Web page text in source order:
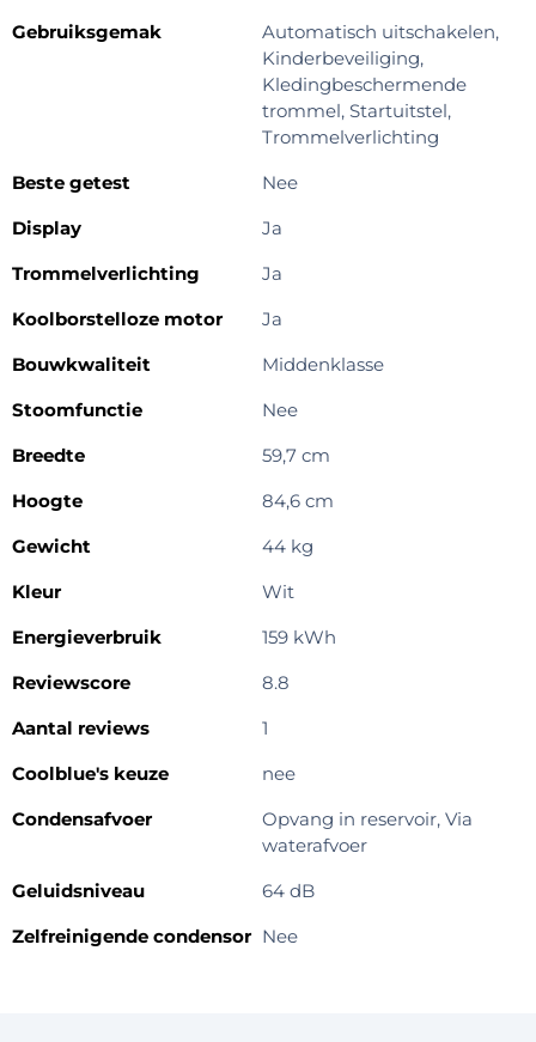
Gebruiksgemak
Automatisch uitschakelen,
Kinderbeveiliging,
Kledingbeschermende
trommel, Startuitstel,
Trommelverlichting
Beste getest
Nee
Display
Ja
Trommelverlichting
Ja
Koolborstelloze motor
Ja
Bouwkwaliteit
Middenklasse
Stoomfunctie
Nee
Breedte
59,7 cm
Hoogte
84,6 cm
Gewicht
44 kg
Kleur
Wit
Energieverbruik
159 kWh
Reviewscore
8.8
Aantal reviews
1
Coolblue's keuze
nee
Condensafvoer
Opvang in reservoir, Via
waterafvoer
Geluidsniveau
64 dB
Zelfreinigende condensor Nee